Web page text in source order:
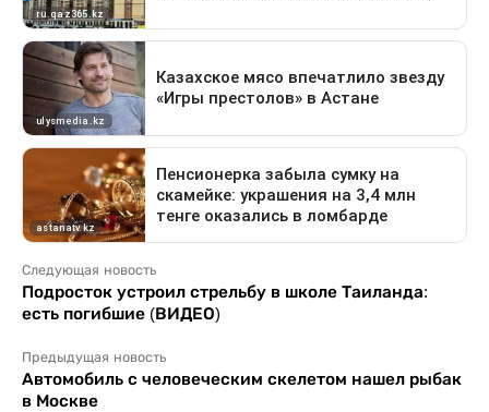
Следующая новость
Подросток устроил стрельбу в школе Таиланда:
есть погибшие (ВИДЕО)
Предыдущая новость
Автомобиль с человеческим скелетом нашел рыбак
в Москве